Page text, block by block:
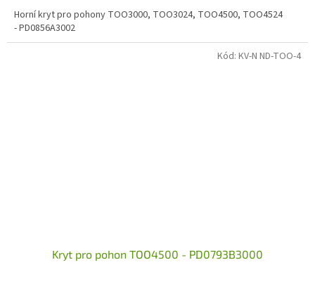
Horní kryt pro pohony TOO3000, TOO3024, TOO4500, TOO4524
- PD0856A3002
Kryt pro pohon TOO4500 - PD0793B3000
Kód: KV-N ND-TOO-4